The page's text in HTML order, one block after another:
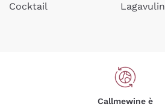
Cocktail
Lagavulin
Callmewine è